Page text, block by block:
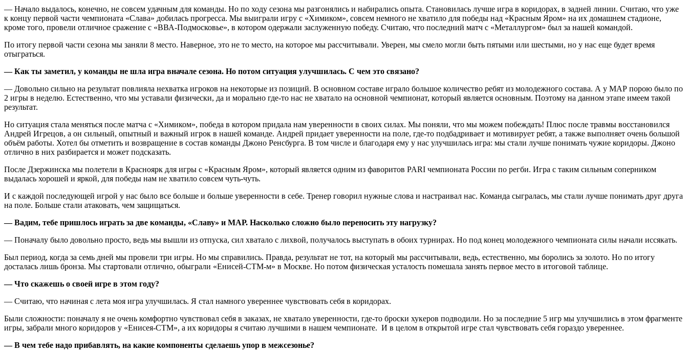
— Начало выдалось, конечно, не совсем удачным для команды. Но по ходу сезона мы разгонялись и набирались опыта. Становилась лучше игра в коридорах, в задней линии. Считаю, что уже
к концу первой части чемпионата «Слава» добилась прогресса. Мы выиграли игру с «Химиком», совсем немного не хватило для победы над «Красным Яром» на их домашнем стадионе,
кроме того, провели отличное сражение с «ВВА-Подмосковье», в котором одержали заслуженную победу. Считаю, что последний матч c «Металлургом» был за нашей командой.
По итогу первой части сезона мы заняли 8 место. Наверное, это не то место, на которое мы рассчитывали. Уверен, мы смело могли быть пятыми или шестыми, но у нас еще будет время
отыграться.
— Как ты заметил, у команды не шла игра вначале сезона. Но потом ситуация улучшилась. С чем это связано?
— Довольно сильно на результат повлияла нехватка игроков на некоторые из позиций. В основном составе играло большое количество ребят из молодежного состава. А у МАР порою было по
2 игры в неделю. Естественно, что мы уставали физически, да и морально где-то нас не хватало на основной чемпионат, который является основным. Поэтому на данном этапе имеем такой
результат.
Но ситуация стала меняться после матча с «Химиком», победа в котором придала нам уверенности в своих силах. Мы поняли, что мы можем побеждать! Плюс после травмы восстановился
Андрей Игрецов, а он сильный, опытный и важный игрок в нашей команде. Андрей придает уверенности на поле, где-то подбадривает и мотивирует ребят, а также выполняет очень большой
объём работы. Хотел бы отметить и возвращение в состав команды Джоно Ренсбурга. В том числе и благодаря ему у нас улучшилась игра: мы стали лучше понимать чужие коридоры. Джоно
отлично в них разбирается и может подсказать.
После Дзержинска мы полетели в Красноярк для игры с «Красным Яром», который является одним из фаворитов PARI чемпионата России по регби. Игра с таким сильным соперником
выдалась хорошей и яркой, для победы нам не хватило совсем чуть-чуть.
И с каждой последующей игрой у нас было все больше и больше уверенности в себе. Тренер говорил нужные слова и настраивал нас. Команда сыгралась, мы стали лучше понимать друг друга
на поле. Больше стали атаковать, чем защищаться.
— Вадим, тебе пришлось играть за две команды, «Славу» и МАР. Насколько сложно было переносить эту нагрузку?
— Поначалу было довольно просто, ведь мы вышли из отпуска, сил хватало с лихвой, получалось выступать в обоих турнирах. Но под конец молодежного чемпионата силы начали иссякать.
Был период, когда за семь дней мы провели три игры. Но мы справились. Правда, результат не тот, на который мы рассчитывали, ведь, естественно, мы боролись за золото. Но по итогу
досталась лишь бронза. Мы стартовали отлично, обыграли «Енисей-СТМ-м» в Москве. Но потом физическая усталость помешала занять первое место в итоговой таблице.
— Что скажешь о своей игре в этом году?
— Считаю, что начиная с лета моя игра улучшилась. Я стал намного увереннее чувствовать себя в коридорах.
Были сложности: поначалу я не очень комфортно чувствовал себя в заказах, не хватало уверенности, где-то броски хукеров подводили. Но за последние 5 игр мы улучшились в этом фрагменте
игры, забрали много коридоров у «Енисея-СТМ», а их коридоры я считаю лучшими в нашем чемпионате. И в целом в открытой игре стал чувствовать себя гораздо увереннее.
— В чем тебе надо прибавлять, на какие компоненты сделаешь упор в межсезонье?